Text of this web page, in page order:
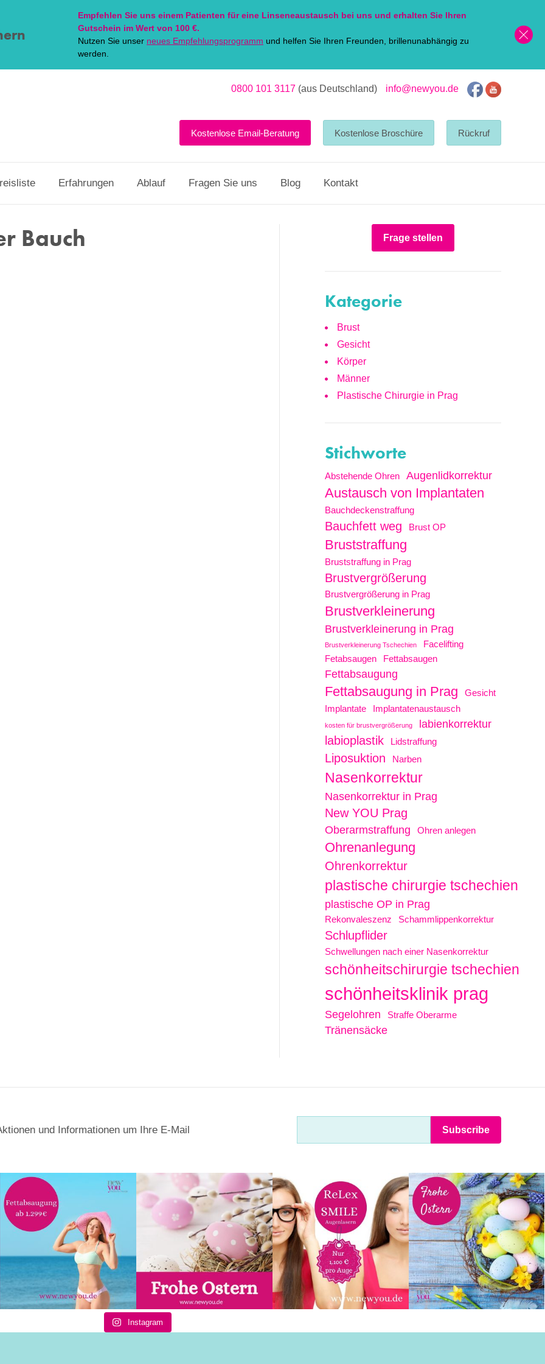
Empfehlen Sie uns einem Patienten für eine Linseneaustausch bei uns und erhalten Sie Ihren
Gutschein im Wert von 100 €.
Nutzen Sie unser neues Empfehlungsprogramm und helfen Sie Ihren Freunden, brillenunabhängig zu
werden.
0800 101 3117 (aus Deutschland) info@newyou.de
Erfahrungen Ablauf Fragen Sie uns Blog Kontakt
Kostenlose Email-Beratung Kostenlose Broschüre Rückruf
Bauch Frage stellen
Kategorie
Brust
Gesicht
Körper
Männer
Plastische Chirurgie in Prag
Stichworte
Abstehende Ohren Augenlidkorrektur
Austausch von Implantaten
Bauchdeckenstraffung
Bauchfett weg Brust OP
Bruststraffung
Bruststraffung in Prag
Brustvergrößerung
Brustvergrößerung in Prag
Brustverkleinerung
Brustverkleinerung in Prag
Brustverkleinerung Tschechien
Facelifting
Fetabsaugen
Fettabsaugen
Fettabsaugung
Fettabsaugung in Prag
Gesicht
Implantate
Implantatenaustausch
kosten für brustvergrößerung labienkorrektur
labioplastik Lidstraffung
Liposuktion Narben
Nasenkorrektur
Nasenkorrektur in Prag
New YOU Prag
Oberarmstraffung Ohren anlegen
Ohrenanlegung
Ohrenkorrektur
plastische chirurgie tschechien
plastische OP in Prag
Rekonvaleszenz Schammlippenkorrektur
Schlupflider
Schwellungen nach einer Nasenkorrektur
schönheitschirurgie tschechien
schönheitsklinik prag
Segelohren Straffe Oberarme
Tränensäcke
und Informationen um Ihre E-Mail
Instagram